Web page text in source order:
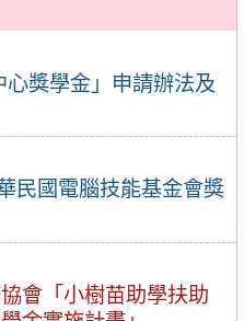
心獎學金」申請辦法及
民國電腦技能基金會獎
會「小樹苗助學扶助